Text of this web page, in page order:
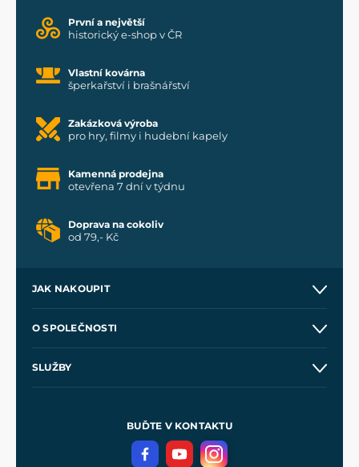
První a největší
historický e-shop v ČR
Vlastní kovárna
šperkařství i brašnářství
Zakázková výroba
pro hry, filmy i hudební kapely
Kamenná prodejna
otevřena 7 dní v týdnu
Doprava na cokoliv
od 79,- Kč
JAK NAKOUPIT
Velkoobchod
O SPOLEČNOSTI
SLUŽBY
Meče pro Kingdom Come
BUĎTE V KONTAKTU